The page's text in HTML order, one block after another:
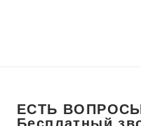
ЕСТЬ